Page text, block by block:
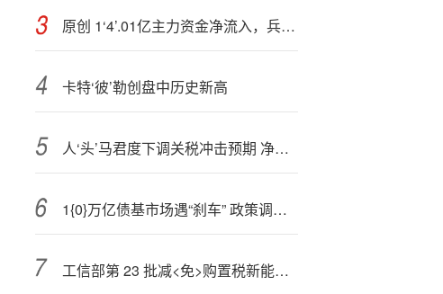
原创 1‘4’.01亿主力资金净流入，兵装重组概念涨5.68%
卡特‘彼’勒创盘中历史新高
人‘头’马君度下调关税冲击预期 净利润压力减轻
1{0}万亿债基市场遇“刹车” 政策调整正重塑行业格局
工信部第 23 批减<免>购置税新能源汽车目录公布，鸿蒙智行享界 S9、比亚迪元 PLUS、吉利银河星耀 7 等在列